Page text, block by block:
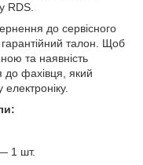
RDS.
до сервісного
гарантійний талон. Щоб
та наявність
до фахівця, який
1 шт.